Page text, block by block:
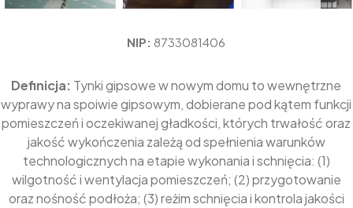
NIP: 8733081406
Definicja: Tynki gipsowe w nowym domu to wewnętrzne
wyprawy na spoiwie gipsowym, dobierane pod kątem funkcji
pomieszczeń i oczekiwanej gładkości, których trwałość oraz
jakość wykończenia zależą od spełnienia warunków
technologicznych na etapie wykonania i schnięcia: (1)
wilgotność i wentylacja pomieszczeń; (2) przygotowanie
oraz nośność podłoża; (3) reżim schnięcia i kontrola jakości